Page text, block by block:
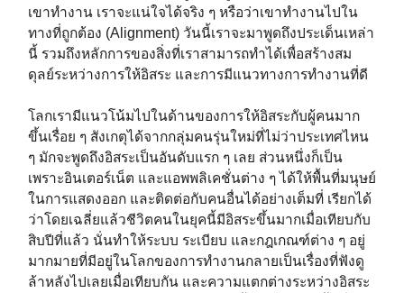
เขาทำงาน เราจะแน่ใจได้จริง ๆ หรือว่าเขาทำงานไปใน
ทางที่ถูกต้อง (Alignment) วันนี้เราจะมาพูดถึงประเด็นเหล่า
นี้ รวมถึงหลักการของสิ่งที่เราสามารถทำได้เพื่อสร้างสม
ดุลย์ระหว่างการให้อิสระ และการมีแนวทางการทำงานที่ดี
โลกเรามีแนวโน้มไปในด้านของการให้อิสระกับผู้คนมาก
ขึ้นเรื่อย ๆ สังเกตุได้จากกลุ่มคนรุ่นใหม่ที่ไม่ว่าประเทศไหน
ๆ มักจะพูดถึงอิสระเป็นอันดับแรก ๆ เลย ส่วนหนึ่งก็เป็น
เพราะอินเตอร์เน็ต และแอพพลิเคชั่นต่าง ๆ ได้ให้พื้นที่มนุษย์
ในการแสดงออก และติดต่อกับคนอื่นได้อย่างเต็มที่ เรียกได้
ว่าโดยเฉลี่ยแล้วชีวิตคนในยุคนี้มีอิสระขึ้นมากเมื่อเทียบกับ
สิบปีที่แล้ว นั่นทำให้ระบบ ระเบียบ และกฎเกณฑ์ต่าง ๆ อยู่
มากมายที่มีอยู่ในโลกของการทำงานกลายเป็นเรื่องที่ฟังดู
ล้าหลังไปเลยเมื่อเทียบกัน และความแตกต่างระหว่างอิสระ